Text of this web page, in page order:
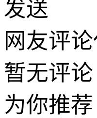
发送
网友评
暂无评论
为你推荐